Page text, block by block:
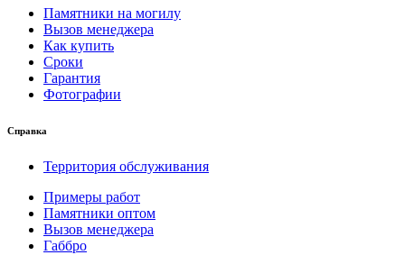
Памятники на могилу
Вызов менеджера
Как купить
Сроки
Гарантия
Фотографии
Справка
Территория обслуживания
Примеры работ
Памятники оптом
Вызов менеджера
Габбро